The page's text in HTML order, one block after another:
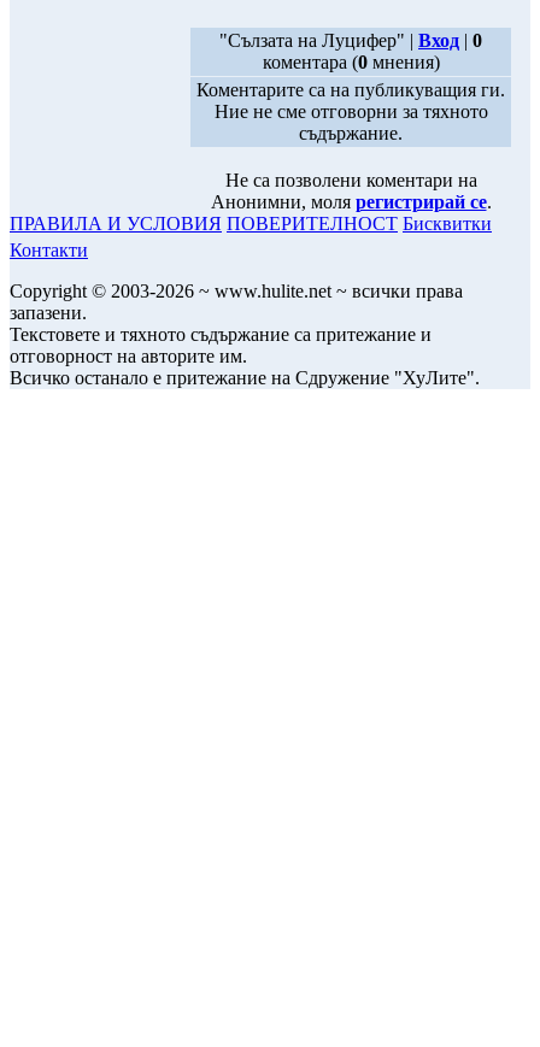
"Сълзата на Луцифер" | Вход | 0
коментара (0мнения)
Коментарите са на публикуващия ги.
Ние не сме отговорни за тяхното
съдържание.
Не са позволени коментари на
Анонимни, моля регистрирай се.
ПРАВИЛА И УСЛОВИЯ ПОВЕРИТЕЛНОСТ Бисквитки
Контакти
Copyright © 2003-2026 ~ www.hulite.net ~ всички права
запазени.
Текстовете и тяхното съдържание са притежание и
отговорност на авторите им.
Всичко останало е притежание на Сдружение "ХуЛите".